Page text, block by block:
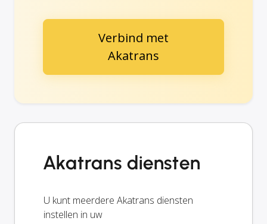
Verbind met
Akatrans
Akatrans diensten
U kunt meerdere Akatrans diensten
instellen in uw